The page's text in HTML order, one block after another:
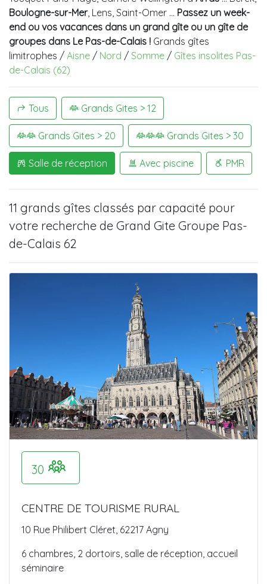
Boulogne-sur-Mer, Lens, Saint-Omer … Passez un week-
end ou vos vacances dans un grand gîte ou un gîte de
groupes dans Le Pas-de-Calais ! Grands gîtes
limitrophes / Aisne / Nord / Somme / Gîtes insolites Pas-
de-Calais (62)
Tous Grands Gites > 12
Grands Gites > 20 Grands Gites > 30
Salle de réception Avec piscine PMR
11 grands gîtes classés par capacité pour
votre recherche de Grand Gite Groupe Pas-
de-Calais 62
30
CENTRE DE TOURISME RURAL
10 Rue Philibert Cléret, 62217 Agny
6 chambres, 2 dortoirs, salle de réception, accueil
séminaire